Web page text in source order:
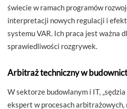
świecie w ramach programów
interpretacji nowych regulacji i
systemu VAR. Ich praca jest ważna
sprawiedliwości rozgrywek.
Arbitraż techniczny w
W sektorze budowlanym i IT,
ekspert w procesach